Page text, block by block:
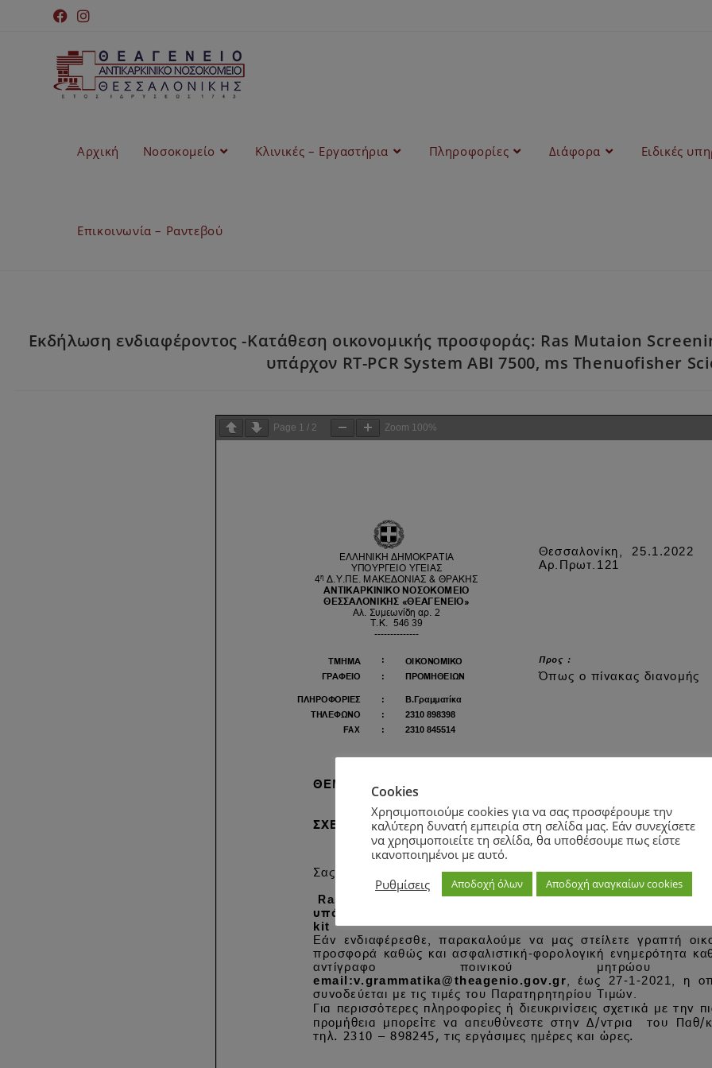
Αρχική Νοσοκομείο Κλινικές – Εργαστήρια Πληροφορίες Διάφορα Ειδικές
Επικοινωνία – Ραντεβού
Εκδήλωση ενδιαφέροντος -Κατάθεση οικονομικής προσφοράς: Ras Mutaion
υπάρχον RT-PCR System ABI 7500, ms Thenuofisher
Page 1 / 2 Zoom 100%
Cookies
Χρησιμοποιούμε cookies για να σας προσφέρουμε την
καλύτερη δυνατή εμπειρία στη σελίδα μας. Εάν συνεχίσετε
να χρησιμοποιείτε τη σελίδα, θα υποθέσουμε πως είστε
ικανοποιημένοι με αυτό.
Ρυθμίσεις
Αποδοχή όλων Αποδοχή αναγκαίων cookies